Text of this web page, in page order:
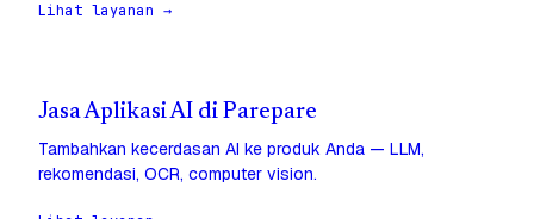
Lihat layanan →
Jasa Aplikasi AI di Parepare
Tambahkan kecerdasan AI ke produk Anda — LLM,
rekomendasi, OCR, computer vision.